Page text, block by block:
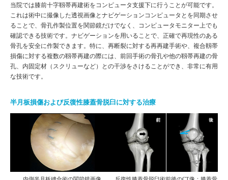
当院では膝前十字靱帯再建術をコンピュータ支援下に行うことが可能です。
これは術中に撮像した透視画像とナビゲーションコンピュータとを同期させ
ることで、骨孔作製位置を関節鏡だけでなく、コンピュータモニター上でも
確認できる技術です。ナビゲーションを用いることで、正確で再現性のある
骨孔を安全に作製できます。特に、再断裂に対する再再建手術や、複合靱帯
損傷に対する複数の靱帯再建の際には、前回手術の骨孔や他の靱帯再建の骨
孔、内固定材（スクリューなど）との干渉をさけることができ、非常に有用
な技術です。
半月板損傷および反復性膝蓋骨脱臼に対する治療